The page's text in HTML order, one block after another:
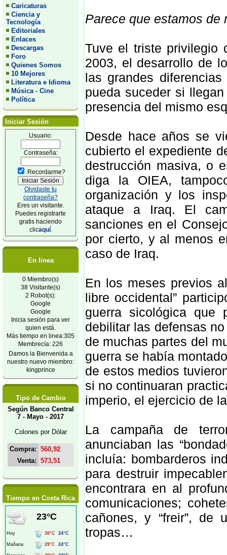
Caricaturas
Ciencia y
Tecnología
Editoriales
Enlaces
Descargas
Foro
Quienes Somos
10 Mejores
Literatura e Idioma
Música - Cine
Política
Iniciar Sesión
Usuario:
Contraseña:
Recordarme?
Olvidaste tu
contraseña?
Eres un visitante.
Puedes registrarte
gratis haciendo
clicaquí.
En linea
0 Miembro(s)
38 Visitante(s)
2 Robot(s):
Google
Google
Inicia sesión para ver
quien está.
Más tiempo en linea:305
Membrecía: 226
Damos la Bienvenida a
nuestro nuevo miembro:
kingprince
Tipo de Cambio
Según Banco Central
7 - Mayo - 2017
Colones por Dólar
Compra: 560,92
Venta: 573,51
Tiempo en Costa Rica
Parece que estamos de
Tuve el triste privilegio
2003, el desarrollo de
las grandes
pueda suceder si
presencia del mismo
Desde hace años se
cubierto el expediente
destrucción masiva, o
diga la OIEA,
organización y los
ataque a Iraq. El
sanciones en el
por cierto, y al menos
caso de Iraq.
En los meses previos
libre occidental”
guerra sicológica que
debilitar las defensas
de muchas partes del
guerra se había
de estos medios
si no continuaran
imperio, el ejercicio de
La campaña de
anunciaban las
incluía: bombarderos
para destruir
encontrara en al
comunicaciones;
cañones, y “freir”, de
tropas…